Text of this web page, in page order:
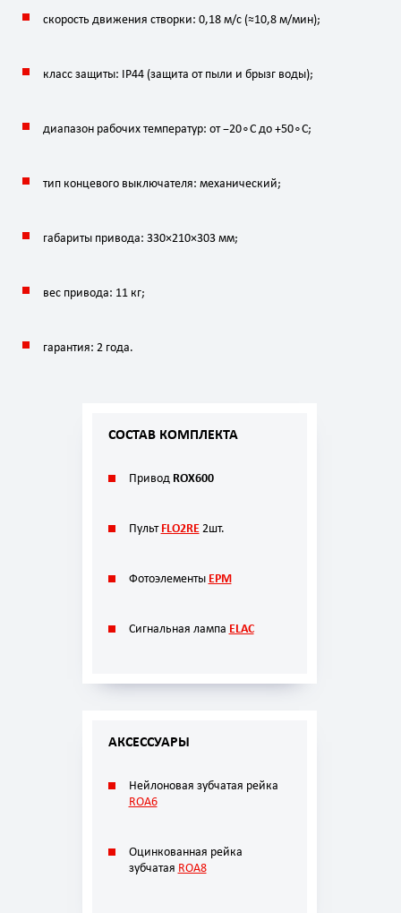
СОСТАВ КОМПЛЕКТА
Привод ROX600
Пульт FLO2RE2шт.
Фотоэлементы EPM
Сигнальная лампа ELAC
АКСЕССУАРЫ
Нейлоновая зубчатая рейка
ROA6
Оцинкованная рейка
зубчатая ROA8
скорость движения створки: 0,18 м/с (≈10,8 м/мин);
класс защиты: IP44 (защита отпыли и брызг воды);
диапазон рабочих температур: от−20∘C до +50∘C;
тип концевого выключателя: механический;
габариты привода: 330×210×303 мм;
вес привода: 11 кг;
гарантия: 2 года.